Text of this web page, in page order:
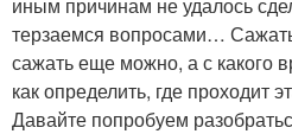
терзаемся вопросами…
сажать еще можно, а с какого
как определить, где проходит
Давайте попробуем